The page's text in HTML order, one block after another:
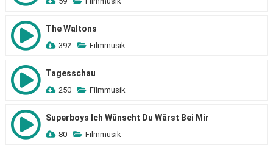
The Waltons
392 Filmmusik
Tagesschau
250 Filmmusik
Superboys Ich Wünscht Du Wärst Bei Mir
80 Filmmusik